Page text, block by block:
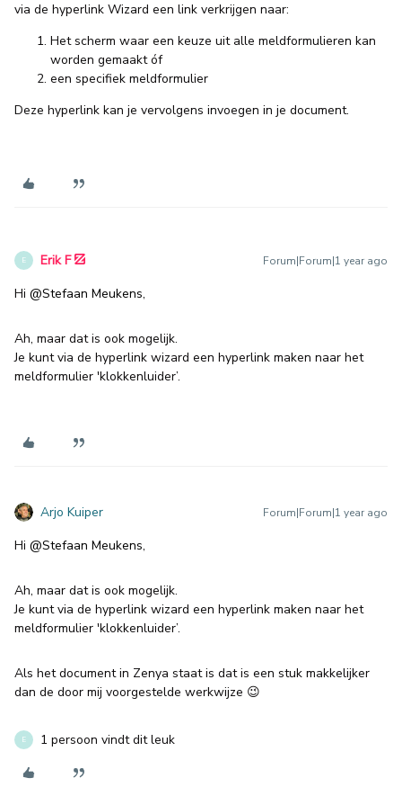
via de hyperlink Wizard een link verkrijgen naar:
Het scherm waar een keuze uit alle meldformulieren kan
worden gemaakt óf
een specifiek meldformulier
Deze hyperlink kan je vervolgens invoegen in je document.
E Erik F Forum|Forum|1 year ago
Hi ​ @Stefaan Meukens,
Ah, maar dat is ook mogelijk.
Je kunt via de hyperlink wizard een hyperlink maken naar het
meldformulier 'klokkenluider’.
Arjo Kuiper Forum|Forum|1 year ago
Hi ​ @Stefaan Meukens,
Ah, maar dat is ook mogelijk.
Je kunt via de hyperlink wizard een hyperlink maken naar het
meldformulier 'klokkenluider’.
Als het document in Zenya staat is dat is een stuk makkelijker
dan de door mij voorgestelde werkwijze 😉
E 1 persoon vindt dit leuk